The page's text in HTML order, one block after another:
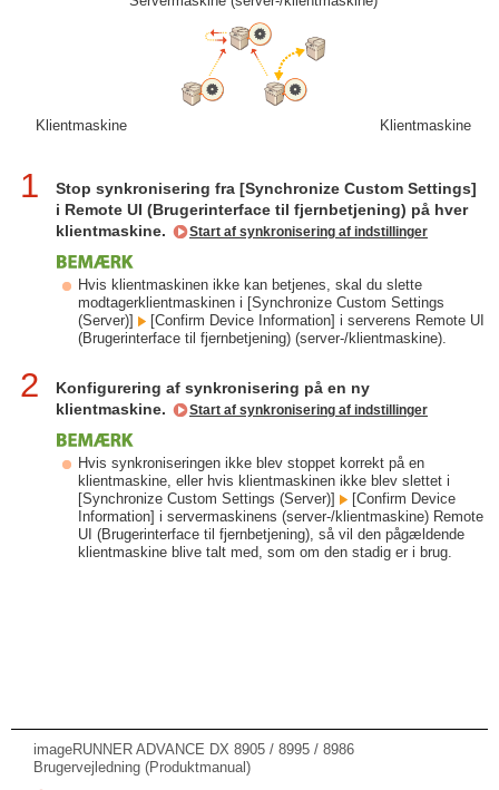
Klientmaskine Klientmaskine
1
Stop synkronisering fra [Synchronize Custom Settings]
i Remote UI (Brugerinterface til fjernbetjening) på hver
klientmaskine.
Start af synkronisering af indstillinger
Hvis klientmaskinen ikke kan betjenes, skal du slette
modtagerklientmaskinen i [Synchronize Custom Settings
(Server)]
[Confirm Device Information] i serverens Remote UI
(Brugerinterface til fjernbetjening) (server-/klientmaskine).
2
Konfigurering af synkronisering på en ny
klientmaskine.
Start af synkronisering af indstillinger
Hvis synkroniseringen ikke blev stoppet korrekt på en
klientmaskine, eller hvis klientmaskinen ikke blev slettet i
[Synchronize Custom Settings (Server)]
[Confirm Device
Information] i servermaskinens (server-/klientmaskine) Remote
UI (Brugerinterface til fjernbetjening), så vil den pågældende
klientmaskine blive talt med, som om den stadig er i brug.
imageRUNNER ADVANCE DX 8905 / 8995 / 8986
Brugervejledning (Produktmanual)